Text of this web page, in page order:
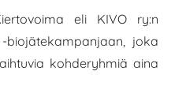
eli KIVO ry:n
joka
kohderyhmiä aina